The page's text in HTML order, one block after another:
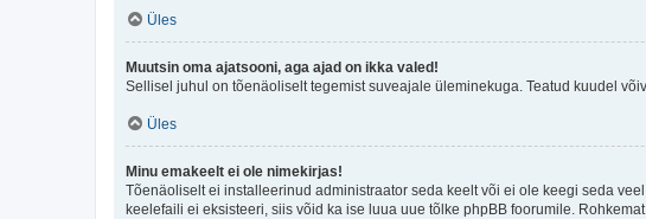
Üles
Muutsin oma ajatsooni, aga ajad on ikka valed!
Sellisel juhul on tõenäoliselt tegemist suveajale üleminekuga. Teatud kuudel
Üles
Minu emakeelt ei ole nimekirjas!
Tõenäoliselt ei installeerinud administraator seda keelt või ei ole keegi seda
keelefaili ei eksisteeri, siis võid ka ise luua uue tõlke phpBB foorumile.